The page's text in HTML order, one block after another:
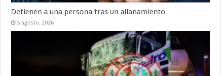
Detienen a una persona tras un allanamiento
5 agosto, 2026